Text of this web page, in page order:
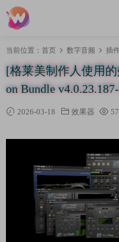
当前位置： 首页 数字音频 插
[格莱美制作人使用
on Bundle
2026-03-18 效果器